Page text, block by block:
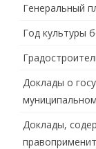
Генеральный
Год культуры
Доклады о
Доклады,